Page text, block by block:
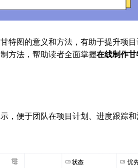
特图的意义和方法，有助于提升项
方法，帮助读者全面掌握在线制作
，便于团队在项目计划、进度跟踪